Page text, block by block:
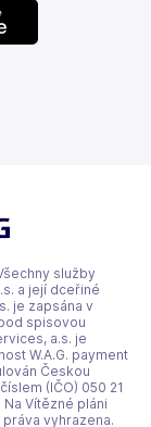
služby
a její dceřiné
je zapsána v
spisovou
a.s. je
W.A.G. payment
Českou
(IČO) 050 21
Vítězné pláni
práva vyhrazena.